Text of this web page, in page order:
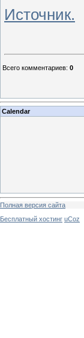
Источник.
Всего комментариев: 0
Calendar
Полная версия сайта
Бесплатный хостинг uCoz